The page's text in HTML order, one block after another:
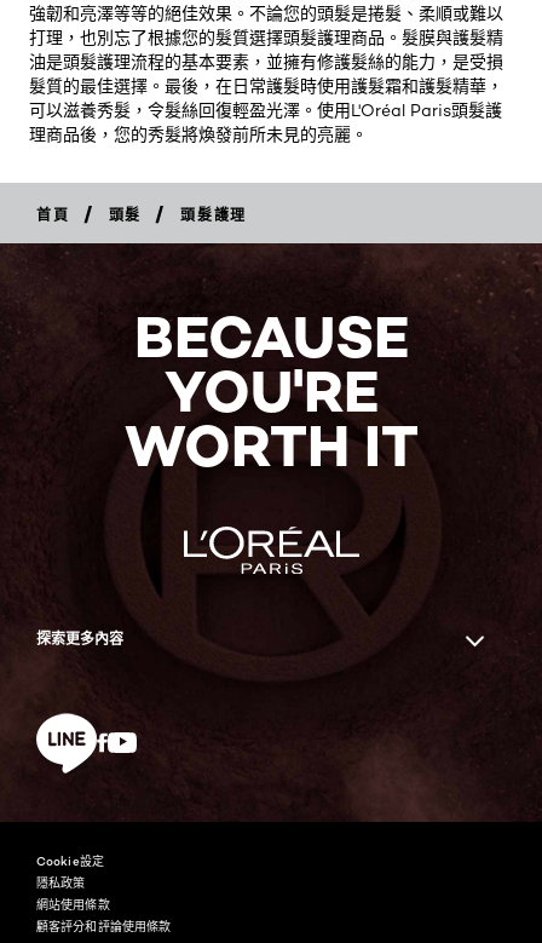
強韌和亮澤等等的絕佳效果。不論您的頭髮是捲髮、柔順或難以
打理，也別忘了根據您的髮質選擇頭髮護理商品。髮膜與護髮精
油是頭髮護理流程的基本要素，並擁有修護髮絲的能力，是受損
髮質的最佳選擇。最後，在日常護髮時使用護髮霜和護髮精華，
可以滋養秀髮，令髮絲回復輕盈光澤。使用L'Oréal Paris頭髮護
理商品後，您的秀髮將煥發前所未見的亮麗。
首頁 / 頭髮 / 頭髮護理
BECAUSE
YOU'RE
WORTH IT
探索更多內容
Cookie設定
隱私政策
網站使用條款
顧客評分和評論使用條款